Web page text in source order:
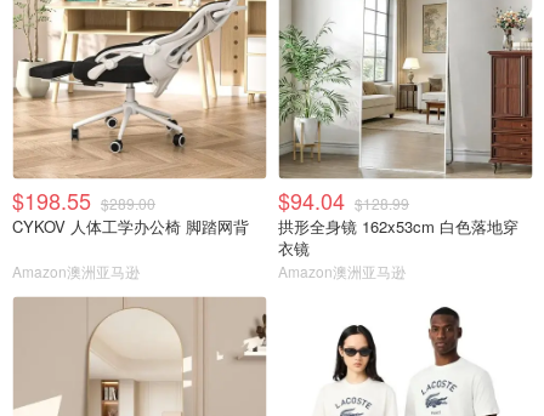
$198.55 $289.00
CYKOV 人体工学办公椅 脚踏网背
Amazon澳洲亚马逊
$94.04 $128.99
拱形全身镜 162x53cm 白色落地穿
衣镜
Amazon澳洲亚马逊